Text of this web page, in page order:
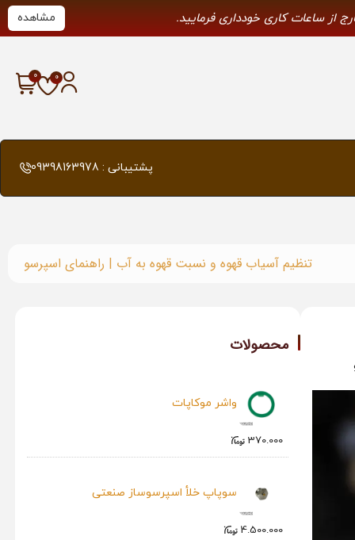
از ساعات کاری خودداری فرمایید. مشاهده
پشتیبانی : 09398163978
تنظیم آسیاب قهوه و نسبت قهوه به آب | راهنمای اسپرسو
محصولات
واشر موکاپات
370.000
سوپاپ خلأ اسپرسوساز صنعتی
4.500.000